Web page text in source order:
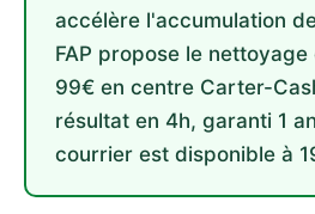
accélère l'accumulation
FAP propose le
99€ en centre Carter-
résultat en 4h, garanti 1
courrier est disponible à